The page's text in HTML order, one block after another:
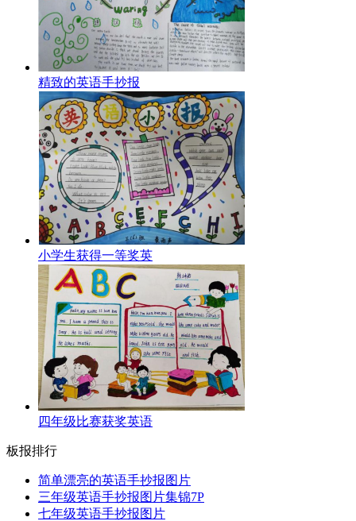
精致的英语手抄报
小学生获得一等奖英
四年级比赛获奖英语
板报排行
简单漂亮的英语手抄报图片
三年级英语手抄报图片集锦7P
七年级英语手抄报图片